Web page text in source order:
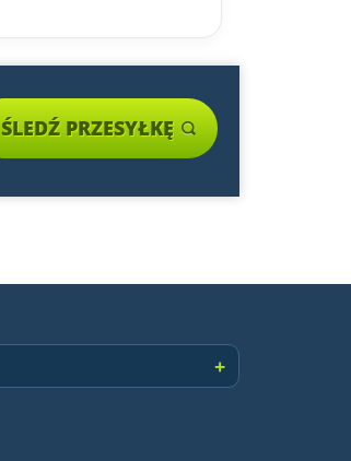
ŚLEDŹ PRZESYŁKĘ
+